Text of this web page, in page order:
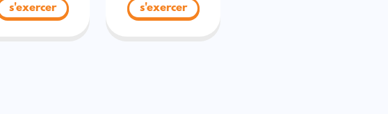
s'exercer s'exercer